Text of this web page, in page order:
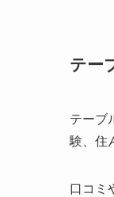
テー
テーブ
験、住
口コミ